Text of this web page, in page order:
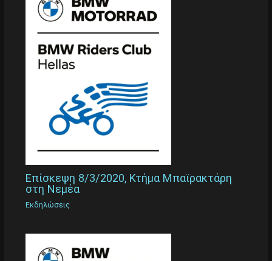
Επίσκεψη 8/3/2020, Κτήμα Μπαϊρακτάρη
στη Νεμέα
Εκδηλώσεις